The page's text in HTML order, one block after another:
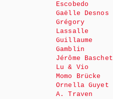
Escobedo
Gaëlle Desnos
Grégory
Lassalle
Guillaume
Gamblin
Jérôme Baschet
Lu & Vio
Momo Brücke
Ornella Guyet
A. Traven